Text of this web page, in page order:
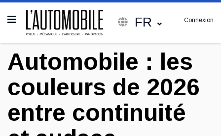
FR Connexion
Automobile : les
couleurs de 2026
entre continuité